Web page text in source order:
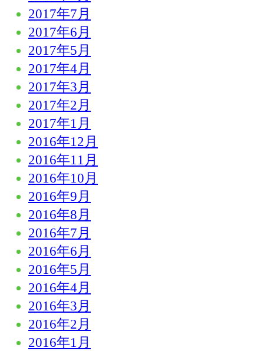
2017年7月
2017年6月
2017年5月
2017年4月
2017年3月
2017年2月
2017年1月
2016年12月
2016年11月
2016年10月
2016年9月
2016年8月
2016年7月
2016年6月
2016年5月
2016年4月
2016年3月
2016年2月
2016年1月